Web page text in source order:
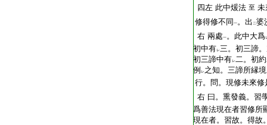
四左 此中煖法 至
修得修不同 一。出 二婆
右 兩處一。此中大爲
初中有レ三。初三諦
初三諦中有レ二。初約
例 レ之知。三諦所縁
行。問。現修未來
右 曰。熏發義。習
爲善法現在者習修所
現在者。習故。得故